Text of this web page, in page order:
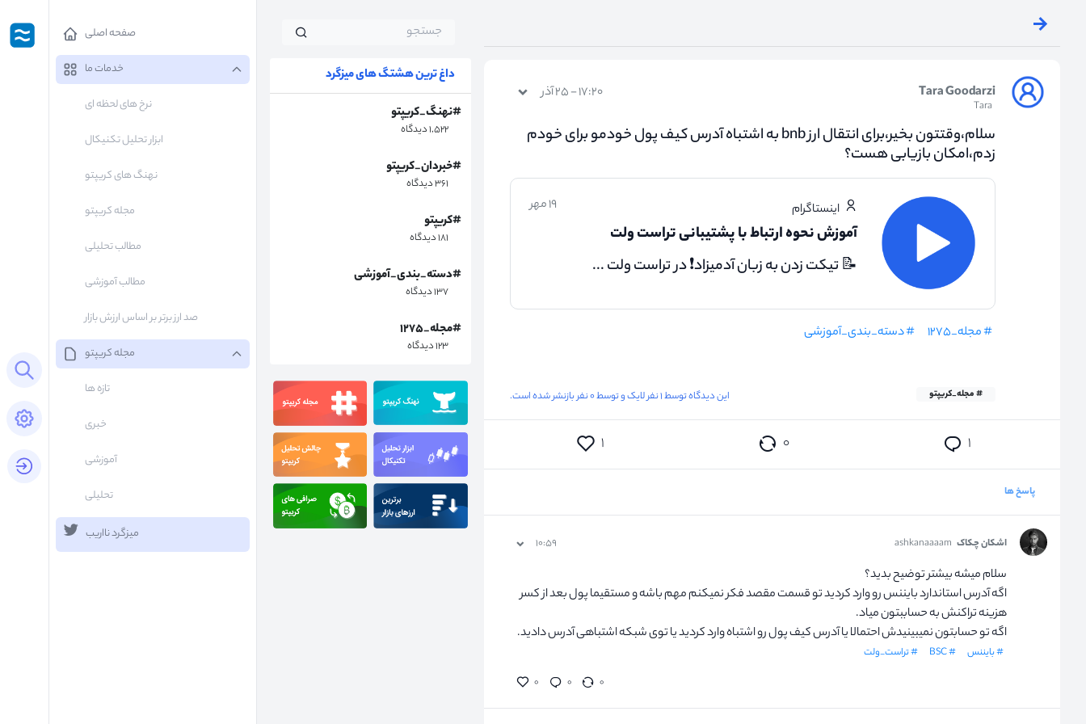
Open search panel
Open settings panel
login button
صفحه اصلی
خدمات ما
نرخ های لحظه ای
ابزار تحلیل تکنیکال
نهنگ های کریپتو
مجله کریپتو
مطالب تحلیلی
مطالب آموزشی
صد ارز برتر بر اساس ارزش بازار
مجله کریپتو
تازه ها
خبری
آموزشی
تحلیلی
میزگرد نااریب
Tara Goodarzi
Tara
۱۷:۲۰ - ۲۵ آذر
سلام،وقتتون بخیر،برای انتقال ارز bnb به اشتباه آدرس کیف پول خودمو برای خودم
زدم،امکان بازیابی هست؟
اینستاگرام ۱۹ مهر
آموزش نحوه ارتباط با پشتیبانی تراست ولت
📝 تیکت زدن به زبان آدمیزاد❗ در تراست ولت ...
# مجله_۱۲۷۵ # دسته_بندی_آموزشی
این دیدگاه توسط ۱ نفر لایک و توسط ۰ نفر بازنشر شده است. # مجله_کریپتو
۱ ۰ ۱
پاسخ ها
اشکان چکاک ashkanaaaam ۱۰:۵۹
سلام میشه بیشتر توضیح بدید؟
اگه آدرس استاندارد بایننس رو وارد کردید تو قسمت مقصد فکر نمیکنم مهم باشه و مستقیما پول بعد از کسر
هزینه تراکنش به حساببتون میاد.
اگه تو حسابتون نمیبینیدش احتمالا یا آدرس کیف پول رو اشتباه وارد کردید یا توی شبکه اشتباهی آدرس دادید.
# بایننس # BSC # تراست_ولت
۰ ۰ ۰
داغ ترین هشتگ های میزگرد
#نهنگ_کریپتو
۱,۵۲۲ دیدگاه
#خبردان_کریپتو
۳۶۱ دیدگاه
#کریپتو
۱۸۱ دیدگاه
#دسته_بندی_آموزشی
۱۳۷ دیدگاه
#مجله_۱۲۷۵
۱۲۳ دیدگاه